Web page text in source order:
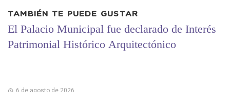
TAMBIÉN TE PUEDE GUSTAR
El Palacio Municipal fue declarado de Interés
Patrimonial Histórico Arquitectónico